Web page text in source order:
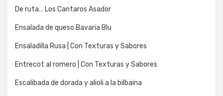
De ruta… Los Cantaros Asador
Ensalada de queso Bavaria Blu
Ensaladilla Rusa | Con Texturas y Sabores
Entrecot al romero | Con Texturas y Sabores
Escalibada de dorada y alioli a la bilbaina